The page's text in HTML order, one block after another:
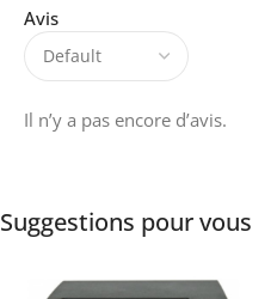
Avis
Il n’y a pas encore d’avis.
Suggestions pour vous